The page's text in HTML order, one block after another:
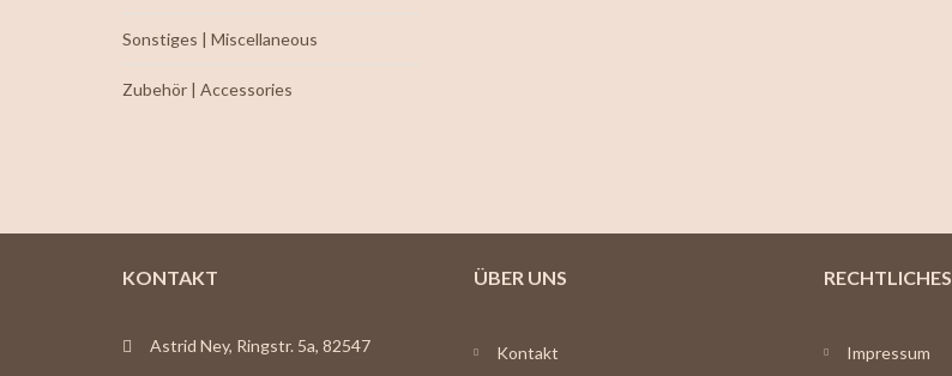
Sonstiges | Miscellaneous
Zubehör | Accessories
KONTAKT
Astrid Ney, Ringstr. 5a, 82547
ÜBER UNS
Kontakt
RECHTLICHES
Impressum